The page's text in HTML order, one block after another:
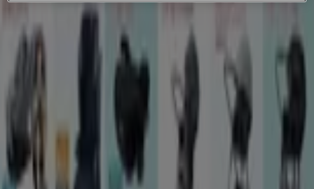
西松屋
発見するための新しいオファー